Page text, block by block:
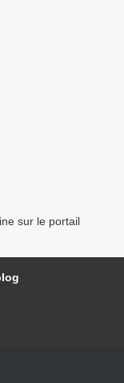
sur le portail